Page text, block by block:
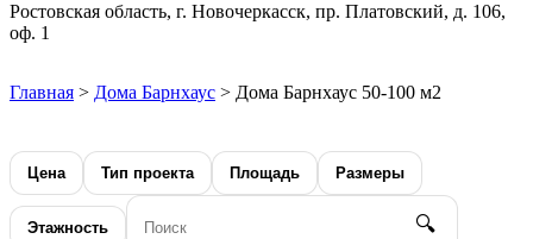
Ростовская область, г. Новочеркасск, пр. Платовский, д. 106,
оф. 1
Главная > Дома Барнхаус > Дома Барнхаус 50-100 м2
Цена Тип проекта Площадь Размеры
Этажность 🔍